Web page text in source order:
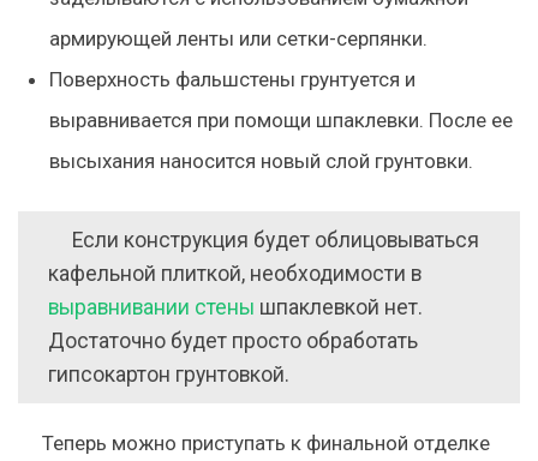
армирующей ленты или сетки-серпянки.
Поверхность фальшстены грунтуется и
выравнивается при помощи шпаклевки. После ее
высыхания наносится новый слой грунтовки.
Если конструкция будет облицовываться
кафельной плиткой, необходимости в
выравнивании стены шпаклевкой нет.
Достаточно будет просто обработать
гипсокартон грунтовкой.
Теперь можно приступать к финальной отделке